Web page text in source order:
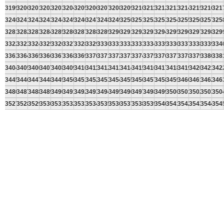
319932003201320232033204320532063207320832093210321132123213321432153216
324032413242324332443245324632473248324932503251325232533254325532563257
328132823283328432853286328732883289329032913292329332943295329632973298
332233233324332533263327332833293330333133323333333433353336333733383339
336333643365336633673368336933703371337233733374337533763377337833793380
340434053406340734083409341034113412341334143415341634173418341934203421
344534463447344834493450345134523453345434553456345734583459346034613462
348634873488348934903491349234933494349534963497349834993500350135023503
352735283529353035313532353335343535353635373538353935403541354235433544